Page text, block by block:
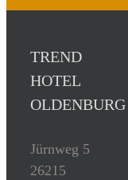
TREND
HOTEL
OLDENBURG
Jürnweg 5
26215